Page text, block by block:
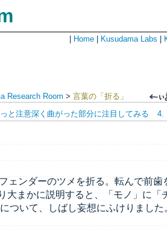
Kusudama Labs
Home
Research Room > 言葉の「折る」
と注意深く曲がった部分に注目してみる 4.
ェンダーのツメを折る。転んで前歯
大まかに説明すると、「モノ」に
ついて、しばし妄想にふけりました